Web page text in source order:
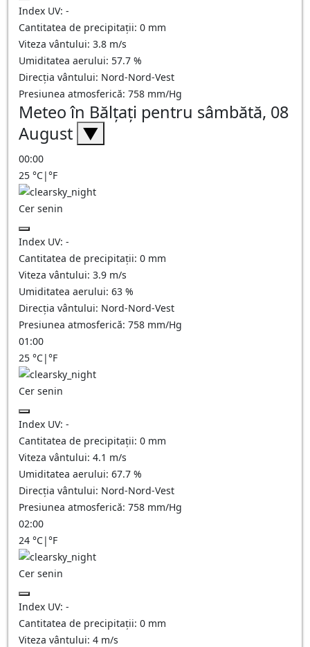
Index UV: -
Cantitatea de precipitații: 0 mm
Viteza vântului: 3.8 m/s
Umiditatea aerului: 57.7 %
Direcția vântului: Nord-Nord-Vest
Presiunea atmosferică: 758 mm/Hg
Meteo în Bălţaţi pentru sâmbătă, 08
August ▼
00:00
25 °C|°F
Cer senin
Index UV: -
Cantitatea de precipitații: 0 mm
Viteza vântului: 3.9 m/s
Umiditatea aerului: 63 %
Direcția vântului: Nord-Nord-Vest
Presiunea atmosferică: 758 mm/Hg
01:00
25 °C|°F
Cer senin
Index UV: -
Cantitatea de precipitații: 0 mm
Viteza vântului: 4.1 m/s
Umiditatea aerului: 67.7 %
Direcția vântului: Nord-Nord-Vest
Presiunea atmosferică: 758 mm/Hg
02:00
24 °C|°F
Cer senin
Index UV: -
Cantitatea de precipitații: 0 mm
Viteza vântului: 4 m/s